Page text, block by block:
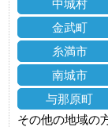
中城村
金武町
糸満市
南城市
与那原町
その他の地域の